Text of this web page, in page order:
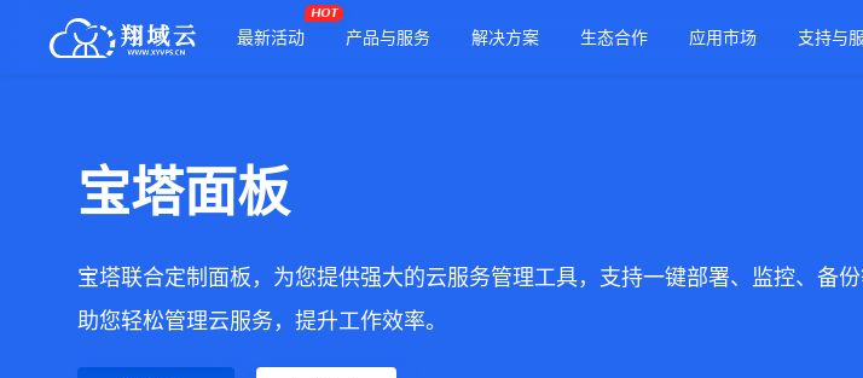
最新活动
HOT
产品与服务 解决方案 生态合作 应用市场 支持与
宝塔面板
宝塔联合定制面板，为您提供强大的云服务管理工具，支持一键部署、监控、备份
助您轻松管理云服务，提升工作效率。